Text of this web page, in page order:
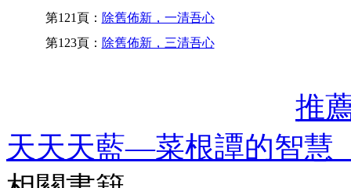
第121頁： 除舊佈新，一清吾心
第123頁： 除舊佈新，三清吾心
推
天天天藍—菜根譚的智